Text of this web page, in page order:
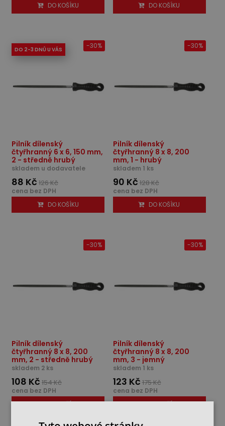
DO KOŠÍKU
DO KOŠÍKU
DO 2-3 DNŮ U VÁS
Pilník dílenský
čtyřhranný 6 x 6, 150 mm,
2 - středně hrubý
skladem u dodavatele
88 Kč 126 Kč
-30%
cena bez DPH
DO KOŠÍKU
Pilník dílenský
čtyřhranný 8 x 8, 200
mm, 1 - hrubý
skladem 1 ks
90 Kč 128 Kč
-30%
cena bez DPH
DO KOŠÍKU
Pilník dílenský
čtyřhranný 8 x 8, 200
mm, 2 - středně hrubý
skladem 2 ks
108 Kč 154 Kč
-30%
cena bez DPH
DO KOŠÍKU
Pilník dílenský
čtyřhranný 8 x 8, 200
mm, 3 - jemný
skladem 1 ks
123 Kč 175 Kč
-30%
cena bez DPH
DO KOŠÍKU